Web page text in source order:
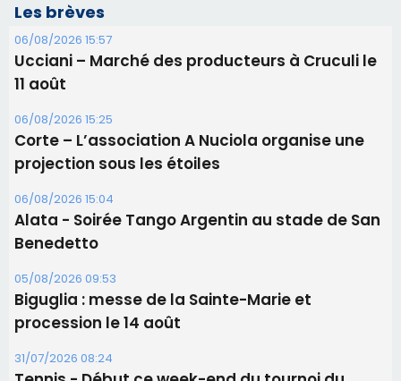
Alata - Soirée Tango Argentin au stade de San
Benedetto
05/08/2026 09:53
Biguglia : messe de la Sainte-Marie et
procession le 14 août
31/07/2026 08:24
Tennis - Début ce week-end du tournoi du
RCPV
31/07/2026 08:22
82ème anniversaire de la disparition du
Commandant Antoine de Saint Exupery
Les plus lus